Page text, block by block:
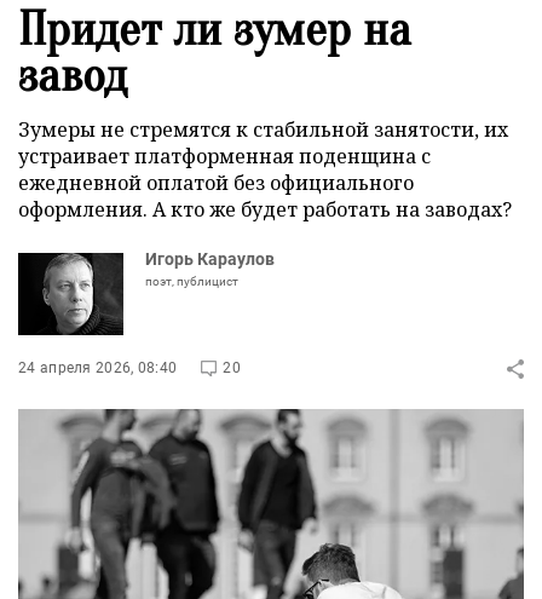
Придет ли зумер на
завод
Зумеры не стремятся к стабильной занятости, их
устраивает платформенная поденщина с
ежедневной оплатой без официального
оформления. А кто же будет работать на заводах?
Игорь Караулов
поэт, публицист
24 апреля 2026, 08:40 20